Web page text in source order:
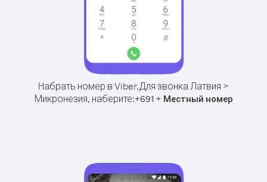
Набрать номер в Viber.Для звонка Латвия >
Микронезия, наберите:+691+ Местный номер